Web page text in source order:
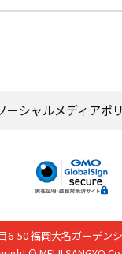
ーシャルメディアポ
6-50 福岡大名ガーデン